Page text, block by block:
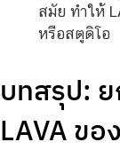
สมัย ทำให้
หรือสตูดิโอ
บทสรุป:
LAVA ข